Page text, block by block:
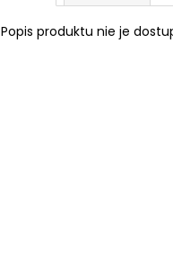
Popis produktu nie je